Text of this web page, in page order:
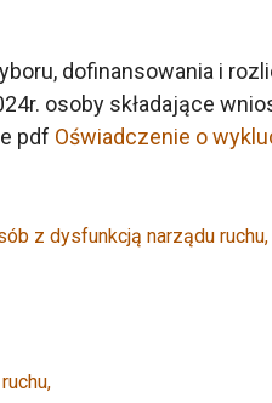
dofinansowania i
osoby składające
pdf Oświadczenie o
z dysfunkcją narządu ruchu,